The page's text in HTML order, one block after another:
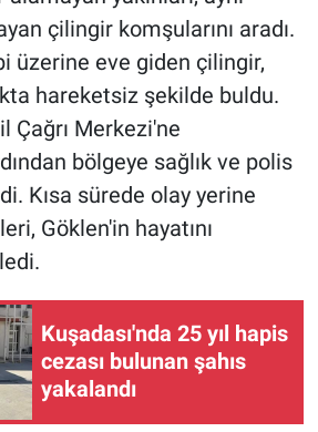
çilingir komşularını aradı.
üzerine eve giden çilingir,
hareketsiz şekilde buldu.
Çağrı Merkezi'ne
bölgeye sağlık ve polis
Kısa sürede olay yerine
Göklen'in hayatını
Kuşadası'nda 25 yıl hapis
cezası bulunan şahıs
yakalandı